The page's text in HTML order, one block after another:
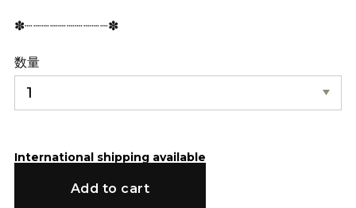
✽┈┈┈┈┈┈┈┈┈┈✽
数量
International shipping available
Add to cart